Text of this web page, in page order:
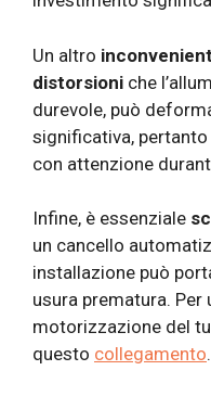
Un altro
distorsioni che
durevole, può
significativa,
con attenzione
Infine, è essenziale
un cancello
installazione può
usura prematura.
motorizzazione del
questo collegamento.